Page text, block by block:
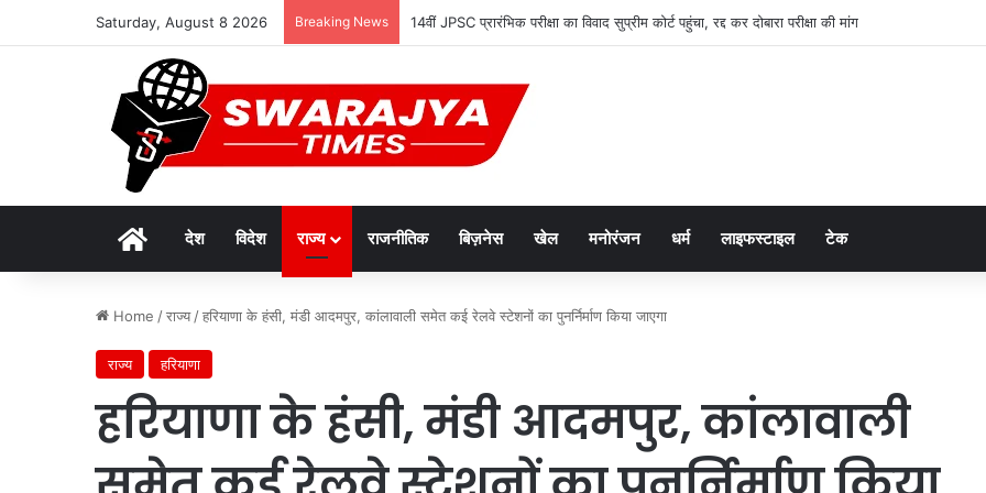
Saturday, August 8 2026 Breaking News 14वीं JPSC प्रारंभिक परीक्षा का विवाद सुप्रीम कोर्ट पहुंचा, रद्द कर दोबारा परीक्षा की मांग
Homeदेश विदेश राज्य राजनीतिक बिज़नेस खेल मनोरंजन धर्म लाइफस्टाइल टेक
Home /राज्य /हरियाणा के हंसी, मंडी आदमपुर, कांलावाली समेत कई रेलवे स्टेशनों का पुनर्निर्माण किया जाएगा
राज्य हरियाणा
हरियाणा के हंसी, मंडी आदमपुर, कांलावाली